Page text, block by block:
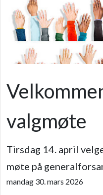
valgmøte
Tirsdag 14. april
møte på
mandag 30. mars 2026